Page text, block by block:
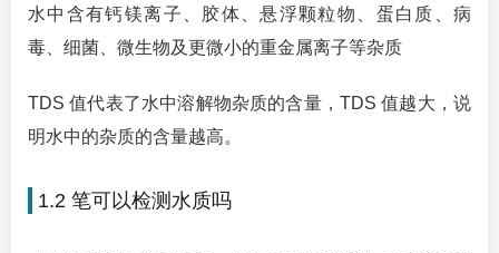
水中含有钙镁离子、胶体、悬浮颗粒物、蛋白质、病
毒、细菌、微生物及更微小的重金属离子等杂质
TDS 值代表了水中溶解物杂质的含量，TDS 值越大，说
明水中的杂质的含量越高。
1.2 笔可以检测水质吗